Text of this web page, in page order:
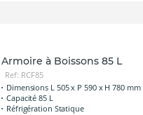
Armoire à Boissons 85 L
Ref: RCF85
Dimensions L 505 x P 590 x H 780 mm
Capacité 85 L
Réfrigération Statique